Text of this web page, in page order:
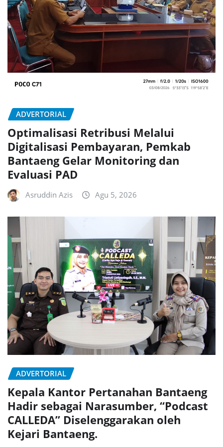
ADVERTORIAL
Optimalisasi Retribusi Melalui
Digitalisasi Pembayaran, Pemkab
Bantaeng Gelar Monitoring dan
Evaluasi PAD
Asruddin Azis Agu 5, 2026
ADVERTORIAL
Kepala Kantor Pertanahan Bantaeng
Hadir sebagai Narasumber, “Podcast
CALLEDA” Diselenggarakan oleh
Kejari Bantaeng.